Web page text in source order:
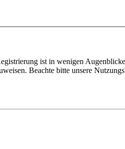
ist in wenigen
Beachte bitte unsere